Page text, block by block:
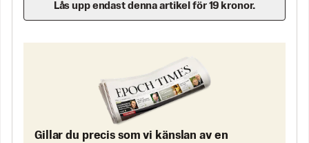
Lås upp endast denna artikel för 19 kronor.
Gillar du precis som vi känslan av en